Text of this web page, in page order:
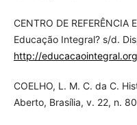
CENTRO DE REFERÊNCIA
Educação Integral? s/d.
http://
COELHO, L. M. C. da C.
Aberto, Brasília, v. 22, n.